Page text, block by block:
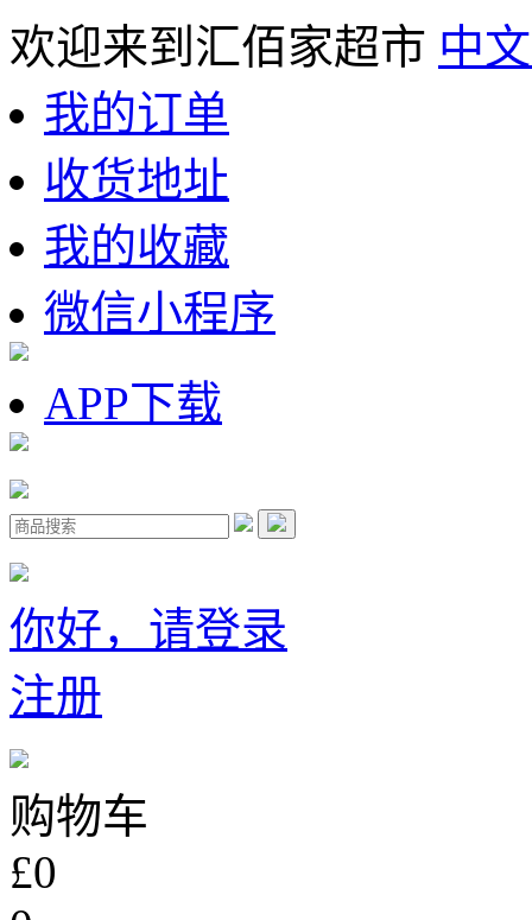
欢迎来到汇佰家超市 中
我的订单
收货地址
我的收藏
微信小程序
APP下载
你好，请登录
注册
购物车
£0